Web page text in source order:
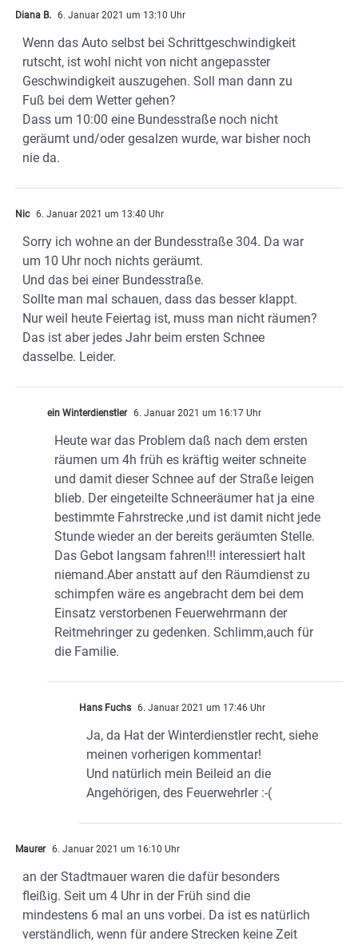
Diana B. 6. Januar 2021 um 13:10 Uhr
Wenn das Auto selbst bei Schrittgeschwindigkeit
rutscht, ist wohl nicht von nicht angepasster
Geschwindigkeit auszugehen. Soll man dann zu
Fuß bei dem Wetter gehen?
Dass um 10:00 eine Bundesstraße noch nicht
geräumt und/oder gesalzen wurde, war bisher noch
nie da.
Nic 6. Januar 2021 um 13:40 Uhr
Sorry ich wohne an der Bundesstraße 304. Da war
um 10 Uhr noch nichts geräumt.
Und das bei einer Bundesstraße.
Sollte man mal schauen, dass das besser klappt.
Nur weil heute Feiertag ist, muss man nicht räumen?
Das ist aber jedes Jahr beim ersten Schnee
dasselbe. Leider.
ein Winterdienstler 6. Januar 2021 um 16:17 Uhr
Heute war das Problem daß nach dem ersten
räumen um 4h früh es kräftig weiter schneite
und damit dieser Schnee auf der Straße leigen
blieb. Der eingeteilte Schneeräumer hat ja eine
bestimmte Fahrstrecke ,und ist damit nicht jede
Stunde wieder an der bereits geräumten Stelle.
Das Gebot langsam fahren!!! interessiert halt
niemand.Aber anstatt auf den Räumdienst zu
schimpfen wäre es angebracht dem bei dem
Einsatz verstorbenen Feuerwehrmann der
Reitmehringer zu gedenken. Schlimm,auch für
die Familie.
Hans Fuchs 6. Januar 2021 um 17:46 Uhr
Ja, da Hat der Winterdienstler recht, siehe
meinen vorherigen kommentar!
Und natürlich mein Beileid an die
Angehörigen, des Feuerwehrler :-(
Maurer 6. Januar 2021 um 16:10 Uhr
an der Stadtmauer waren die dafür besonders
fleißig. Seit um 4 Uhr in der Früh sind die
mindestens 6 mal an uns vorbei. Da ist es natürlich
verständlich, wenn für andere Strecken keine Zeit